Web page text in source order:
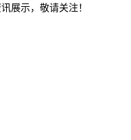
展示，敬请关注！